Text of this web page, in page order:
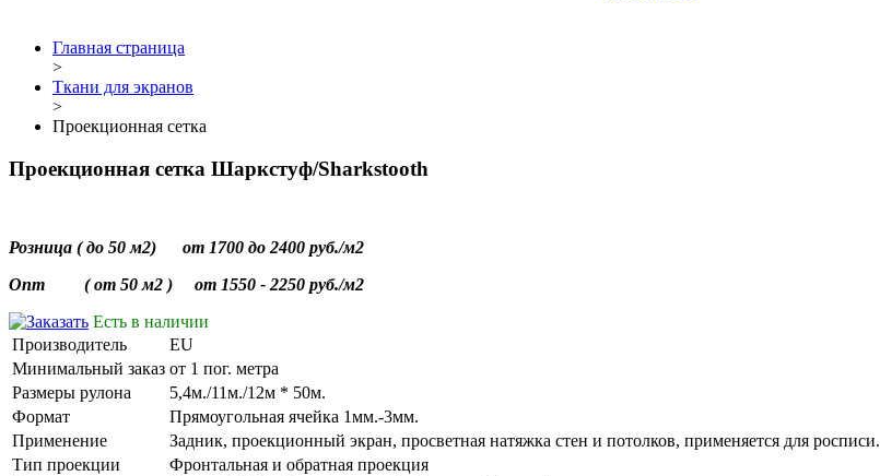
Главная страница
>
Ткани для экранов
>
Проекционная сетка
Проекционная сетка Шаркcтуф/Sharkstooth
Розница ( до 50 м2) от 1700 до 2400 руб./м2
Опт ( от 50 м2 ) от 1550 - 2250 руб./м2
Есть в наличии
Производитель
EU
Минимальный заказ от 1 пог. метра
Размеры рулона
5,4м./11м./12м * 50м.
Формат
Прямоугольная ячейка 1мм.-3мм.
Применение
Задник, проекционный экран, просветная натяжка стен и потолков, применяется для росписи.
Тип проекции
Фронтальная и обратная проекция